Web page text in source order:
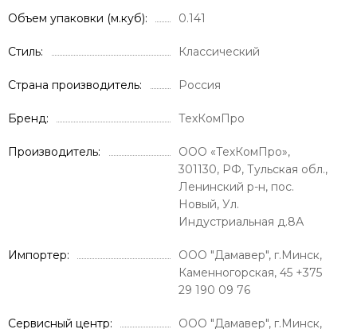
Объем упаковки (м.куб) 0.141
Стиль Классический
Страна производитель Россия
Бренд ТехКомПро
Производитель
ООО «ТехКомПро»,
301130, РФ, Тульская обл.,
Ленинский р-н, пос.
Новый, Ул.
Индустриальная д.8А
Импортер
ООО "Дамавер", г.Минск,
Каменногорская, 45 +375
29 190 09 76
Сервисный центр ООО "Дамавер", г.Минск,